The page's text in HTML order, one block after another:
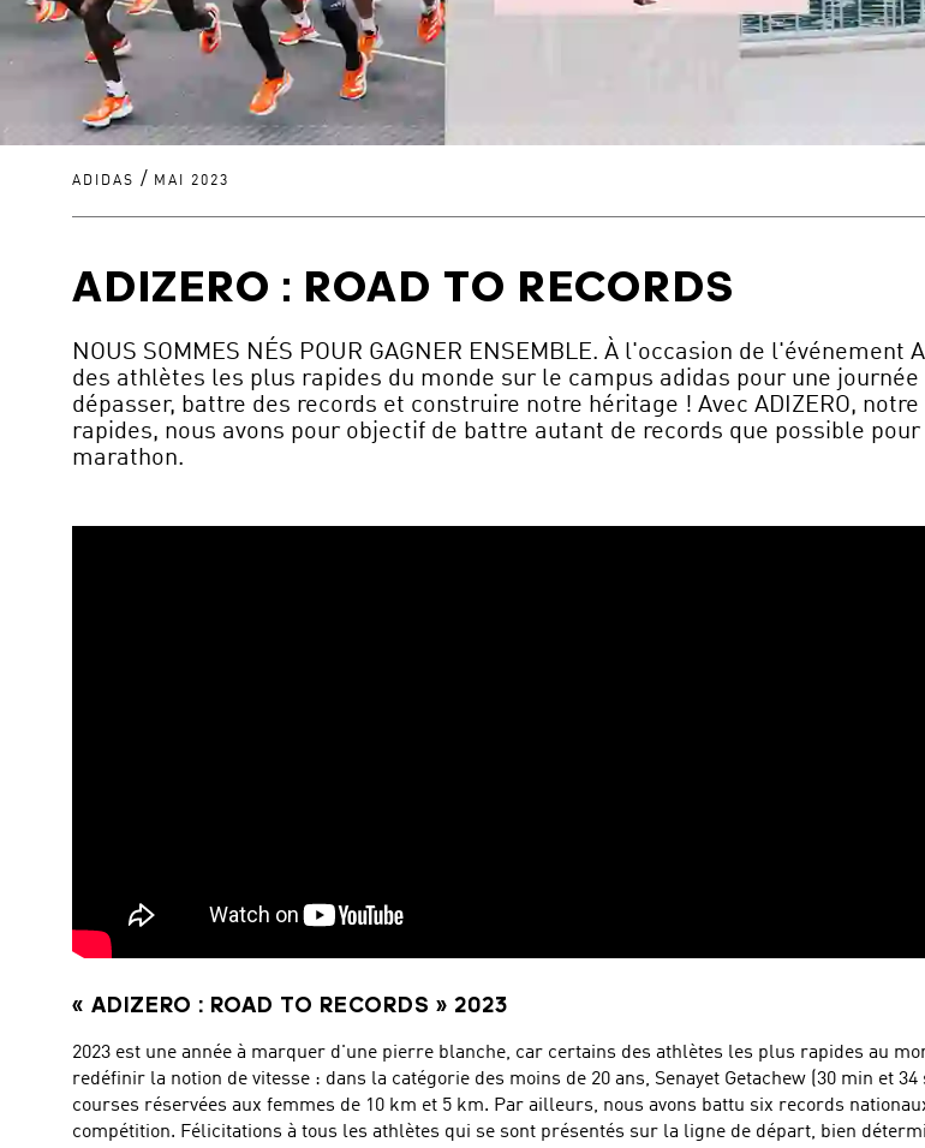
ADIDAS / MAI 2023
ADIZERO : ROAD TO RECORDS
NOUS SOMMES NÉS POUR GAGNER ENSEMBLE. À l'occasion de
des athlètes les plus rapides du monde sur le campus adidas pour une
dépasser, battre des records et construire notre héritage ! Avec ADIZERO,
rapides, nous avons pour objectif de battre autant de records que possible
marathon.
« ADIZERO : ROAD TO RECORDS » 2023
2023 est une année à marquer d'une pierre blanche, car certains des athlètes les plus rapides au
redéfinir la notion de vitesse : dans la catégorie des moins de 20 ans, Senayet Getachew (30 min et
courses réservées aux femmes de 10 km et 5 km. Par ailleurs, nous avons battu six records
compétition. Félicitations à tous les athlètes qui se sont présentés sur la ligne de départ, bien